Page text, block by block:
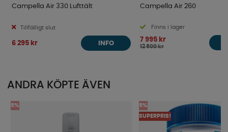
Campella Air 330 Lufttält
Tillfälligt slut
6 295 kr INFO
Campella Air 260
Finns i lager
7 995 kr
12 500 kr
ANDRA KÖPTE ÄVEN
5%
5%
SUPERPRIS!